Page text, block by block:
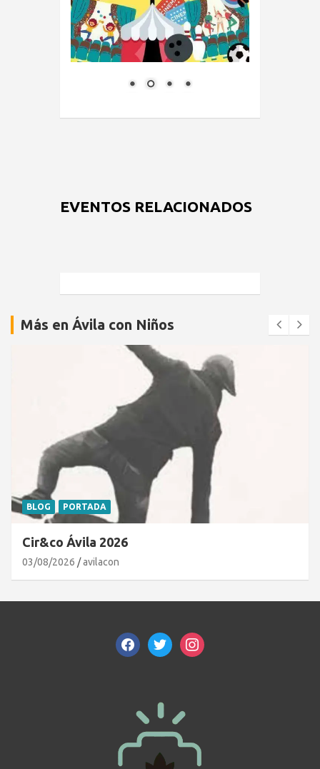
EVENTOS RELACIONADOS
Más en Ávila con Niños
BLOG PORTADA
Cir&co Ávila 2026
03/08/2026 avilacon
facebooktwitterinstagram